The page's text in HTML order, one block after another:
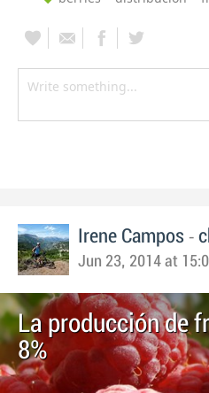
Irene Campos -
Jun 23, 2014 at
La producción de
8%